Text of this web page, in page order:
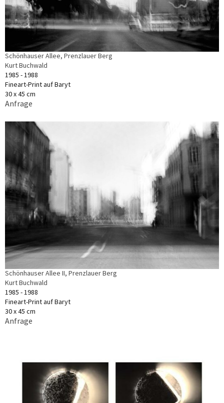
Schönhauser Allee, Prenzlauer Berg
Kurt Buchwald
1985 - 1988
Fineart-Print auf Baryt
30 x 45 cm
Anfrage
Schönhauser Allee II, Prenzlauer Berg
Kurt Buchwald
1985 - 1988
Fineart-Print auf Baryt
30 x 45 cm
Anfrage